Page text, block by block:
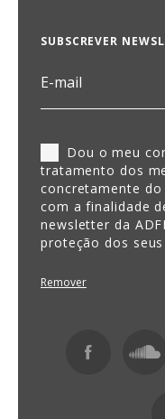
SUBSCREVER
Dou o meu
tratamento dos
concretamente
com a finalidade
newsletter da
proteção dos
Remover